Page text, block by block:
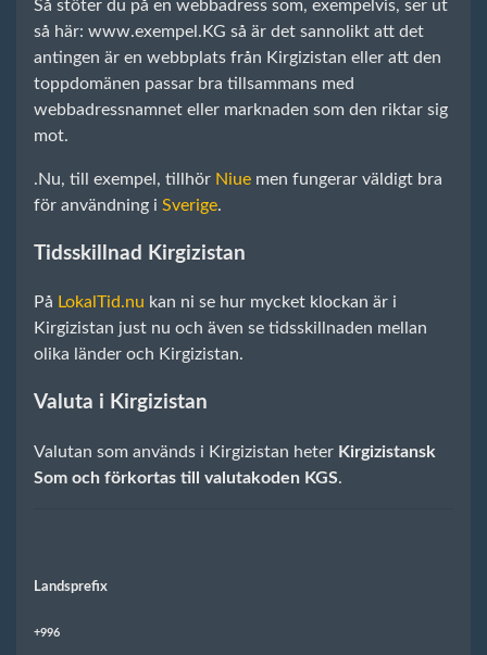
Så stöter du på en webbadress som, exempelvis, ser ut
så här: www.exempel.KG så är det sannolikt att det
antingen är en webbplats från Kirgizistan eller att den
toppdomänen passar bra tillsammans med
webbadressnamnet eller marknaden som den riktar sig
mot.
.Nu, till exempel, tillhör Niue men fungerar väldigt bra
för användning i Sverige.
Tidsskillnad Kirgizistan
På LokalTid.nu kan ni se hur mycket klockan är i
Kirgizistan just nu och även se tidsskillnaden mellan
olika länder och Kirgizistan.
Valuta i Kirgizistan
Valutan som används i Kirgizistan heter Kirgizistansk
Som och förkortas till valutakoden KGS.
Landsprefix
+996